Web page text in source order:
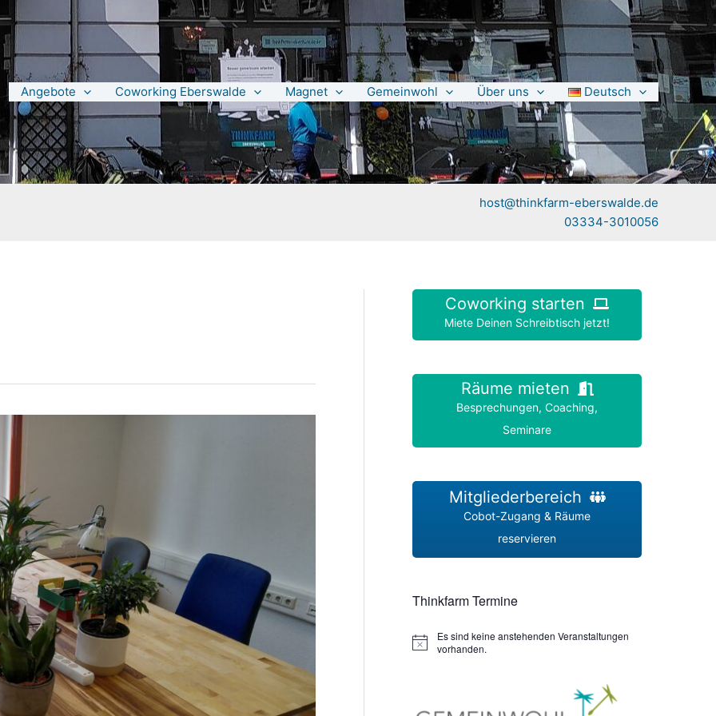
Angebote Coworking Eberswalde Magnet Gemeinwohl Über uns Deutsch
host@thinkfarm-eberswalde.de
03334-3010056
Coworking starten
Miete Deinen Schreibtisch jetzt!
Räume mieten
Besprechungen, Coaching,
Seminare
Mitgliederbereich
Cobot-Zugang & Räume
reservieren
Thinkfarm Termine
H
Es sind keine anstehenden Veranstaltungen
vorhanden.